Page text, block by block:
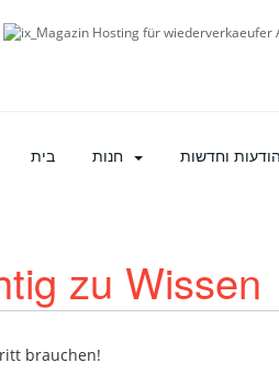
בית הודעות וחדשות
zu Wissen
brauchen!